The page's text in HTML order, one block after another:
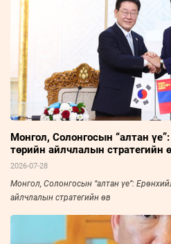
Монгол, Солонгосын “алтан
төрийн айлчлалын стратегийн
2026-07-28
Монгол, Солонгосын “алтан үе”:
айлчлалын стратегийн өв